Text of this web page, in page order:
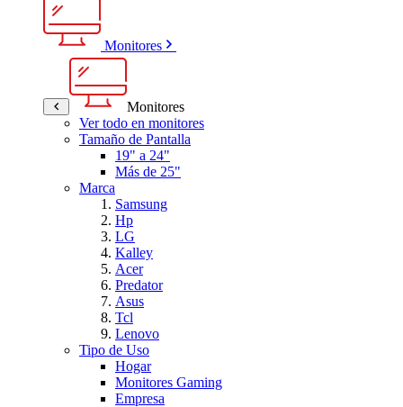
Monitores
Monitores
Ver todo en monitores
Tamaño de Pantalla
19" a 24"
Más de 25"
Marca
Samsung
Hp
LG
Kalley
Acer
Predator
Asus
Tcl
Lenovo
Tipo de Uso
Hogar
Monitores Gaming
Empresa